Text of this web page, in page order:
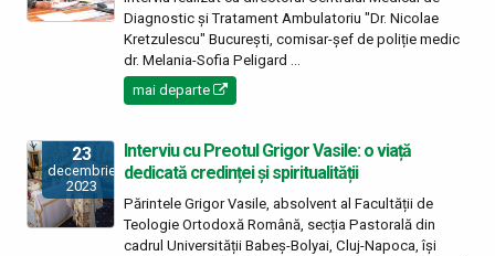
Diagnostic şi Tratament Ambulatoriu "Dr. Nicolae
Kretzulescu" București, comisar-șef de poliție medic
dr. Melania-Sofia Peligard ...
mai departe
23
decembrie
2023
Interviu cu Preotul Grigor Vasile: o viață
dedicată credinței și spiritualității
Părintele Grigor Vasile, absolvent al Facultății de
Teologie Ortodoxă Română, secția Pastorală din
cadrul Universității Babeș-Bolyai, Cluj-Napoca, își